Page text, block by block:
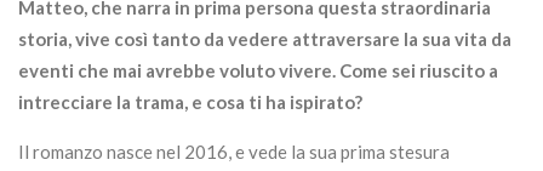
Matteo, che narra in prima persona questa straordinaria
storia, vive così tanto da vedere attraversare la sua vita da
eventi che mai avrebbe voluto vivere. Come sei riuscito a
intrecciare la trama, e cosa ti ha ispirato?
Il romanzo nasce nel 2016, e vede la sua prima stesura